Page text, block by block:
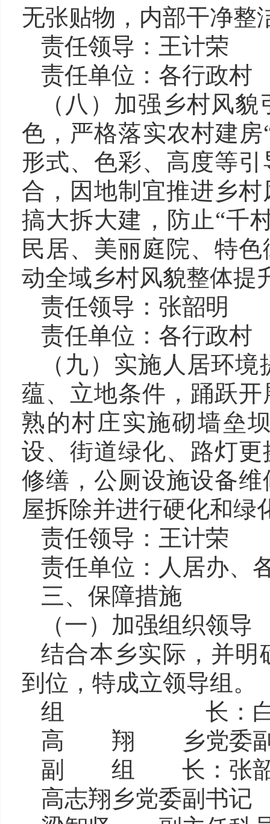
无张贴物，内部干净整
责任领导： 王计荣
责任单位： 各行政村
（八）加强乡村风貌
色，严格落实农村建
形式、色彩、高度等
合，因地制宜推进乡
搞大拆大建，防止“千
民居、美丽庭院、特
动全域乡村风貌整体提
责任领导： 张韶明
责任单位： 各行政村
（ 九） 实施人居环境
蕴、立地条件，踊跃
熟的村庄实施砌墙垒
设、街道绿化、路灯更
修缮，公厕设施设备
屋拆除并进行硬化和绿
责任领导： 王计荣
责任单位： 人居办、
三、保障措施
（一）加强组织领导
结合本乡实际，并明
到位，特成立领导组。
组 长：
高 翔 乡党委副
副 组 长： 张
高志翔乡党委副书记